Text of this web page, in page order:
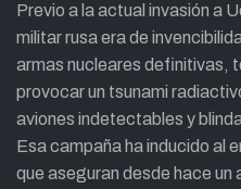
Previo a la actual invasión a
militar rusa era de
armas nucleares definitivas,
provocar un tsunami
aviones indetectables y
Esa campaña ha inducido al
que aseguran desde hace un